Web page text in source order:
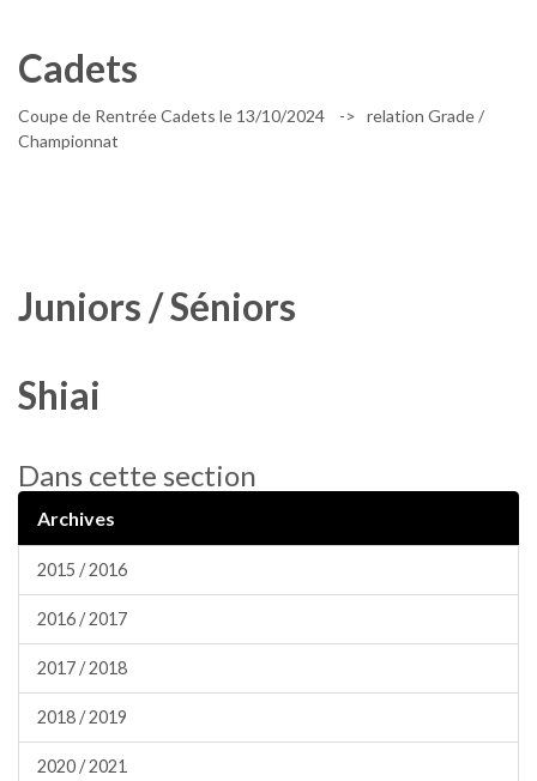
Cadets
Coupe de Rentrée Cadets le 13/10/2024 -> relation Grade /
Championnat
Juniors / Séniors
Shiai
Dans cette section
Archives
2015 / 2016
2016 / 2017
2017 / 2018
2018 / 2019
2020 / 2021